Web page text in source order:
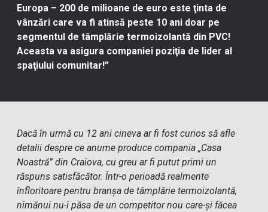
Europa – 200 de milioane de euro este ţinta de
vânzări care va fi atinsă peste 10 ani doar pe
segmentul de tâmplărie termoizolantă din PVC!
Aceasta va asigura companiei poziţia de lider al
spaţiului comunitar!”
Dacă în urmă cu 12 ani cineva ar fi fost curios să afle
detalii despre ce anume produce compania „Casa
Noastră” din Craiova, cu greu ar fi putut primi un
răspuns satisfăcător. Într-o perioadă realmente
înfloritoare pentru branşa de tâmplărie termoizolantă,
nimănui nu-i păsa de un competitor nou care-şi făcea